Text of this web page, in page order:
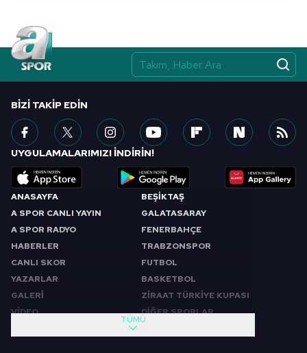
ANASAYFA
A SPOR CANLI YAYIN
A SPOR RADYO
HABERLER
CANLI SKOR
YAZARLAR
GALERİ
VİDEO
BEŞİKTAŞ
GALATASARAY
FENERBAHÇE
TRABZONSPOR
FUTBOL
BASKETBOL
ZİRAAT TÜRKİYE KUPASI
DİĞER SPORLAR
TÜMÜ
BIZI TAKIP EDIN
UYGULAMALARIMIZI İNDİRİN!